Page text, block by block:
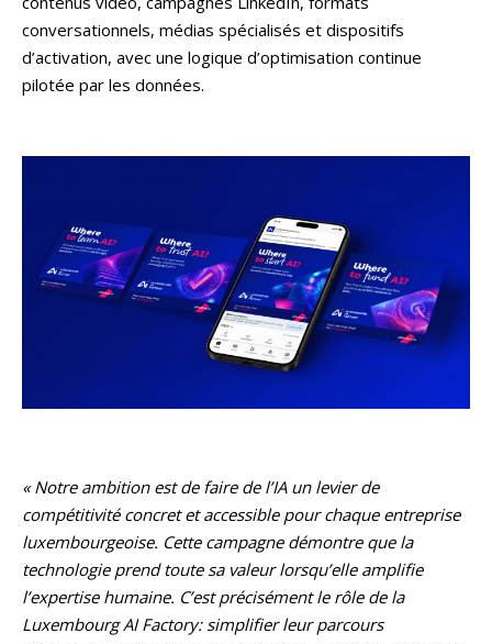
conversationnels, médias spécialisés et dispositifs
d’activation, avec une logique d’optimisation continue
pilotée par les données.
« Notre ambition est de faire de l’IA un levier de
compétitivité concret et accessible pour chaque entreprise
luxembourgeoise. Cette campagne démontre que la
technologie prend toute sa valeur lorsqu’elle amplifie
l’expertise humaine. C’est précisément le rôle de la
Luxembourg AI Factory: simplifier leur parcours